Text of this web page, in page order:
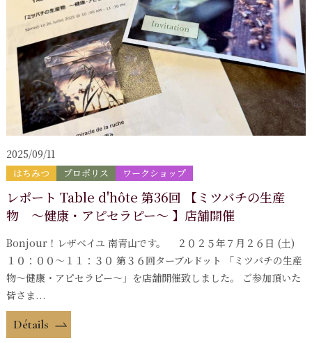
2025/09/11
はちみつ プロポリス ワークショップ
レポート Table d'hôte 第36回 【ミツバチの生産
物 ～健康・アピセラピー～ 】店舗開催
Bonjour！レザベイユ 南青山です。 ２０２５年７月２６日 (土)
１０：００〜１１：３０ 第３６回ターブルドット 「ミツバチの生産
物〜健康・アピセラピー〜」を店舗開催致しました。 ご参加頂いた
皆さま...
Détails